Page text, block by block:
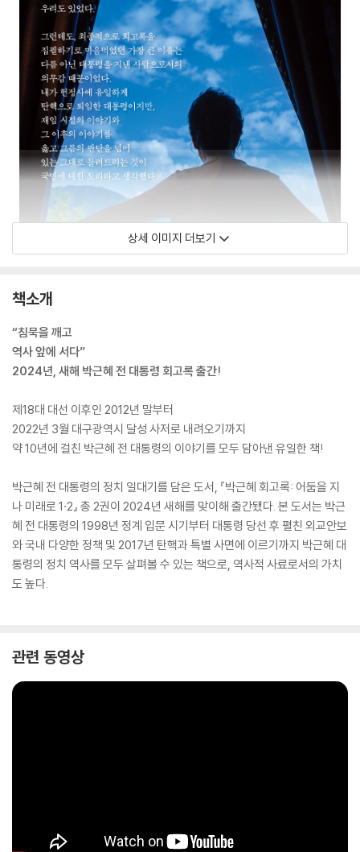
상세 이미지 더보기
책소개
“침묵을 깨고
역사 앞에 서다”
2024년, 새해 박근혜 전 대통령 회고록 출간!
제18대 대선 이후인 2012년 말부터
2022년 3월 대구광역시 달성 사저로 내려오기까지
약 10년에 걸친 박근혜 전 대통령의 이야기를 모두 담아낸 유일한 책!
박근혜 전 대통령의 정치 일대기를 담은 도서, 『박근혜 회고록: 어둠을 지
나 미래로 1·2』 총 2권이 2024년 새해를 맞이해 출간됐다. 본 도서는 박근
혜 전 대통령의 1998년 정계 입문 시기부터 대통령 당선 후 펼친 외교안보
와 국내 다양한 정책 및 2017년 탄핵과 특별 사면에 이르기까지 박근혜 대
통령의 정치 역사를 모두 살펴볼 수 있는 책으로, 역사적 사료로서의 가치
도 높다.
관련 동영상